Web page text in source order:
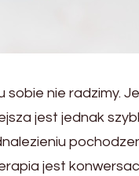
nie radzimy.
jest jednak
jest